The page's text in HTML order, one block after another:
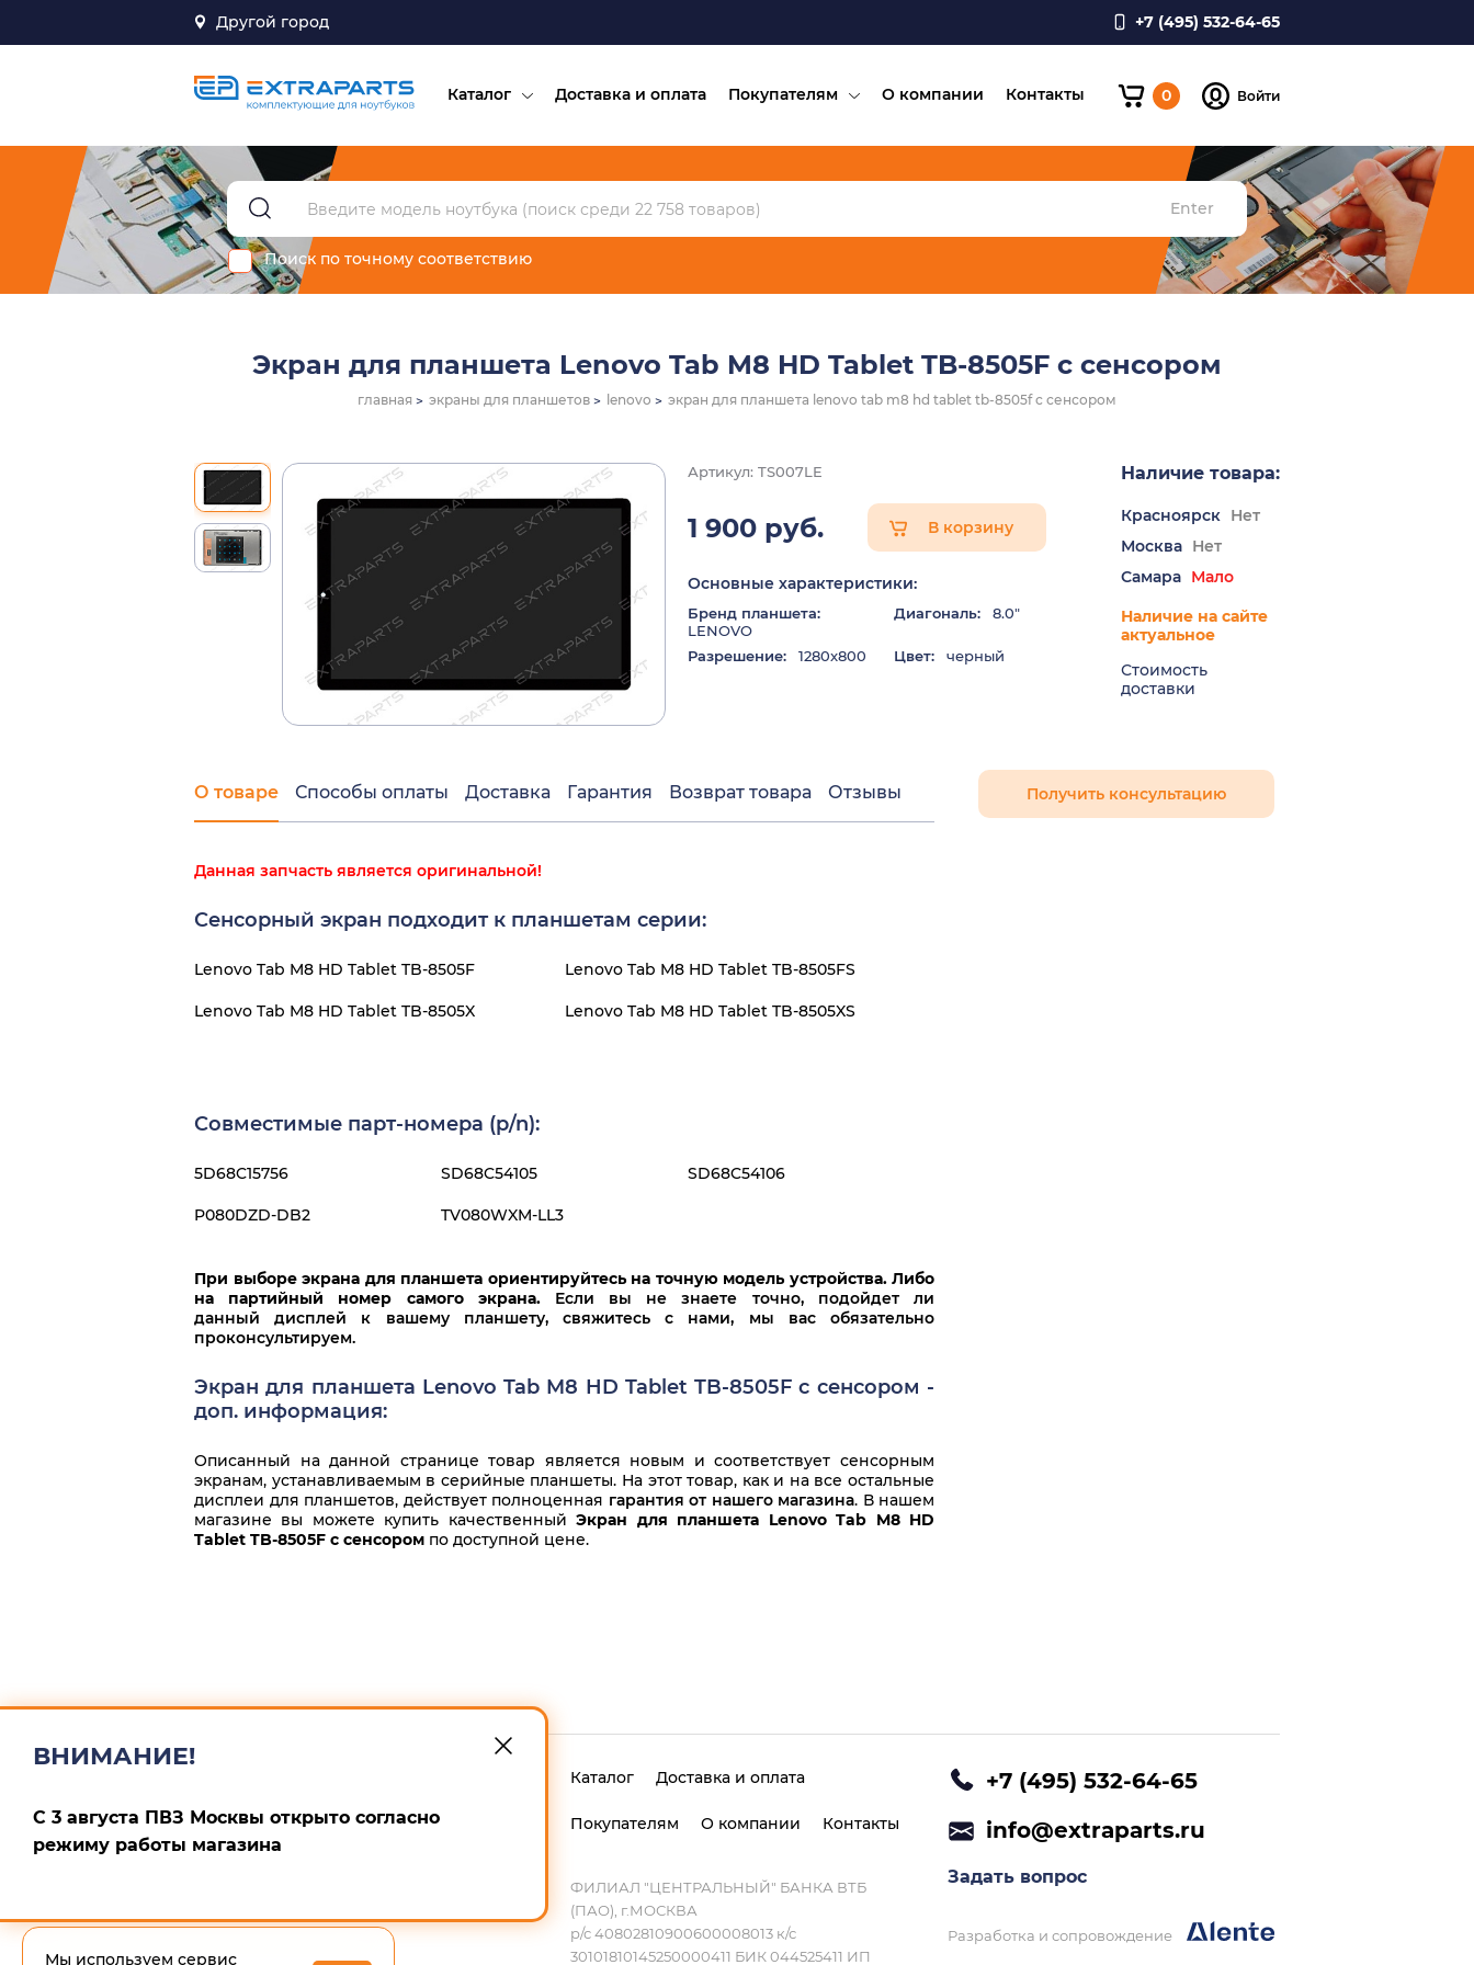
Другой город +7 (495) 532-64-65
Каталог Доставка и оплата Покупателям О компании Контакты 0 Войти
Enter
Поиск по точному соответствию
Экран для планшета Lenovo Tab M8 HD Tablet TB-8505F с сенсором
главная экраны для планшетов lenovo экран для планшета lenovo tab m8 hd tablet tb-8505f с сенсором
Артикул: TS007LE
1 900 руб. В корзину
Основные характеристики:
Бренд планшета:
LENOVO
Диагональ: 8.0"
Разрешение: 1280x800 Цвет: черный
Наличие товара:
Красноярск Нет
Москва Нет
Самара Мало
Наличие на сайте
актуальное
Стоимость
доставки
О товаре Способы оплаты Доставка Гарантия Возврат товара Отзывы
Данная запчасть является оригинальной!
Сенсорный экран подходит к планшетам серии:
Lenovo Tab M8 HD Tablet TB-8505F Lenovo Tab M8 HD Tablet TB-8505FS
Lenovo Tab M8 HD Tablet TB-8505X Lenovo Tab M8 HD Tablet TB-8505XS
Совместимые парт-номера (p/n):
5D68C15756 SD68C54105 SD68C54106
P080DZD-DB2 TV080WXM-LL3
При выборе экрана для планшета ориентируйтесь на точную модель устройства. Либо
на партийный номер самого экрана. Если вы не знаете точно, подойдет ли
данный дисплей к вашему планшету, свяжитесь с нами, мы вас обязательно
проконсультируем.
Экран для планшета Lenovo Tab M8 HD Tablet TB-8505F с сенсором -
доп. информация:
Описанный на данной странице товар является новым и соответствует сенсорным
экранам, устанавливаемым в серийные планшеты. На этот товар, как и на все остальные
дисплеи для планшетов, действует полноценная гарантия от нашего магазина. В нашем
магазине вы можете купить качественныйЭкран для планшета Lenovo Tab M8 HD
Tablet TB-8505F с сенсором по доступной цене.
Получить консультацию
Каталог Доставка и оплата
Покупателям О компании Контакты
ФИЛИАЛ "ЦЕНТРАЛЬНЫЙ" БАНКА ВТБ
(ПАО), г.МОСКВА
р/с 40802810900600008013 к/с
30101810145250000411 БИК 044525411 ИП
+7 (495) 532-64-65
info@extraparts.ru
Задать вопрос
Разработка и сопровождение
Мы используем сервис
ВНИМАНИЕ!
С 3 августа ПВЗ Москвы открыто согласно
режиму работы магазина